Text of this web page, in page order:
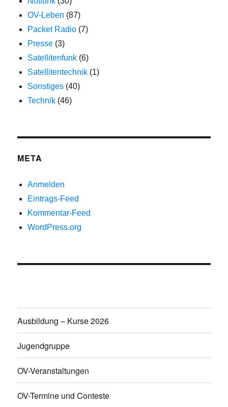
OV-Leben (87)
Packet Radio (7)
Presse (3)
Satellitenfunk (6)
Satellitentechnik (1)
Sonstiges (40)
Technik (46)
META
Anmelden
Eintrags-Feed
Kommentar-Feed
WordPress.org
Ausbildung – Kurse 2026
Jugendgruppe
OV-Veranstaltungen
OV-Termine und Conteste